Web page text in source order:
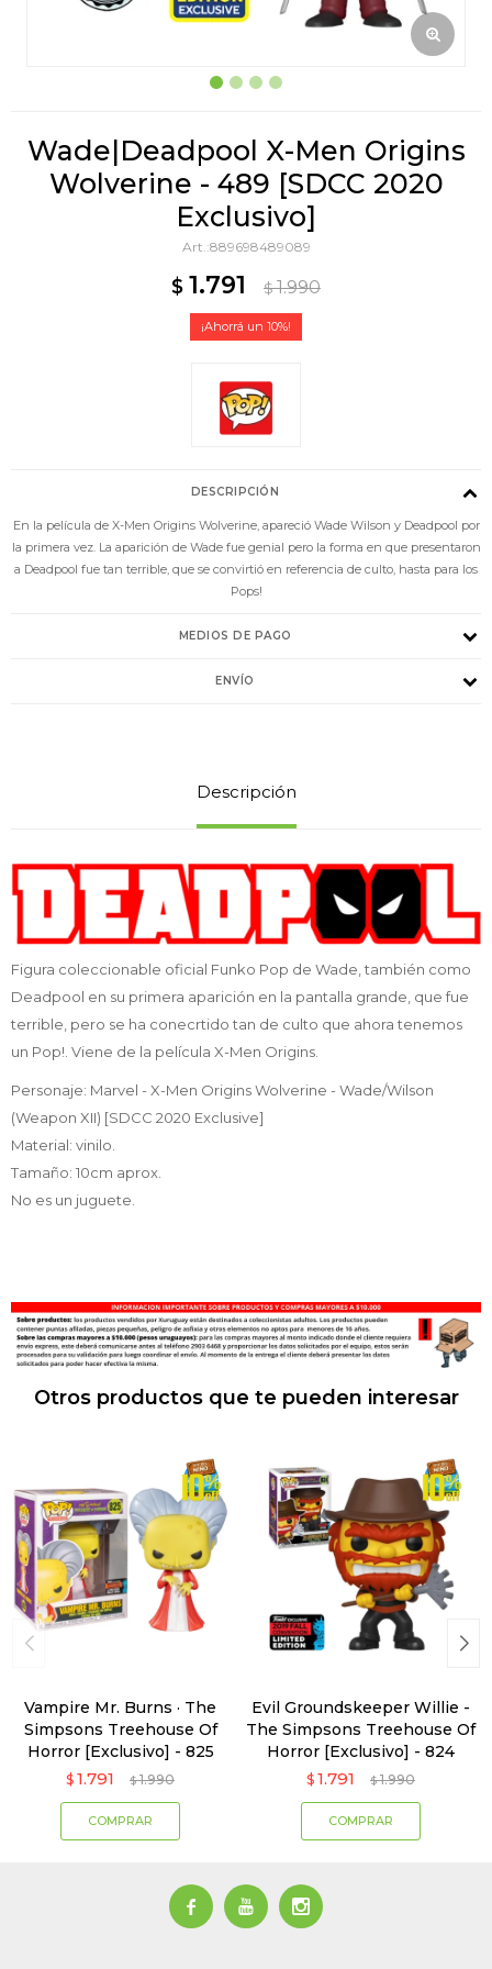
Wade|Deadpool X-Men Origins
Wolverine - 489 [SDCC 2020
Exclusivo]
889698489089
$ 1.791 $ 1.990
10
DESCRIPCIÓN
En la película de X-Men Origins Wolverine, apareció Wade Wilson y Deadpool por
la primera vez. La aparición de Wade fue genial pero la forma en que presentaron
a Deadpool fue tan terrible, que se convirtió en referencia de culto, hasta para los
Pops!
MEDIOS DE PAGO
ENVÍO
Descripción
Figura coleccionable oficial Funko Pop de Wade, también como
Deadpool en su primera aparición en la pantalla grande, que fue
terrible, pero se ha conecrtido tan de culto que ahora tenemos
un Pop!. Viene de la película X-Men Origins.
Personaje: Marvel - X-Men Origins Wolverine - Wade/Wilson
(Weapon XII) [SDCC 2020 Exclusive]
Material: vinilo.
Tamaño: 10cm aprox.
No es un juguete.
Otros productos que te pueden interesar
Vampire Mr. Burns · The
Simpsons Treehouse Of
Horror [Exclusivo] - 825
$ 1.791 $ 1.990
Evil Groundskeeper Willie -
The Simpsons Treehouse Of
Horror [Exclusivo] - 824
$ 1.791 $ 1.990
  